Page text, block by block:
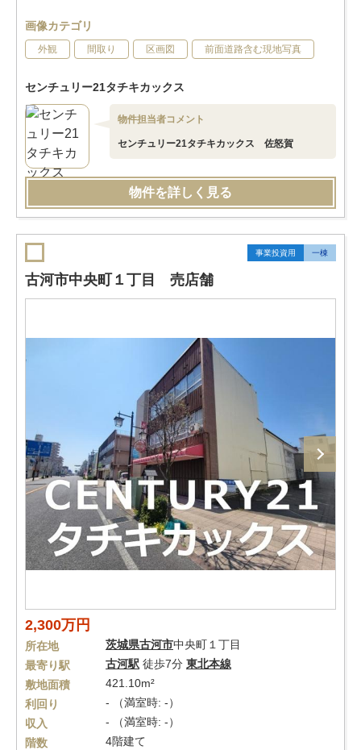
画像カテゴリ
外観 間取り 区画図 前面道路含む現地写真
センチュリー21タチキカックス
物件担当者コメント
センチュリー21タチキカックス 佐怒賀
物件を詳しく見る
事業投資用 一棟
古河市中央町１丁目 売店舗
2,300万円
所在地 茨城県古河市中央町１丁目
最寄り駅
古河駅 徒歩7分 東北本線
敷地面積
421.10m²
利回り
- （満室時: -）
収入
- （満室時: -）
階数
4階建て